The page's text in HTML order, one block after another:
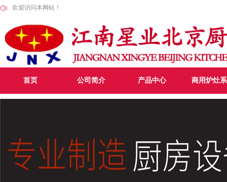
欢迎访问本网站！
首页 公司简介 产品中心 商用炉灶